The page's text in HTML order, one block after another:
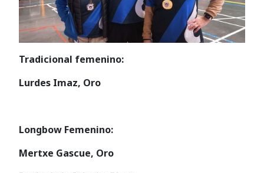
Tradicional femenino:
Lurdes Imaz, Oro
Longbow Femenino:
Mertxe Gascue, Oro